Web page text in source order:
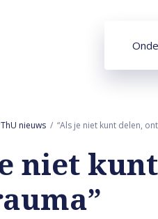
nieuws “Als je niet kunt delen,
niet